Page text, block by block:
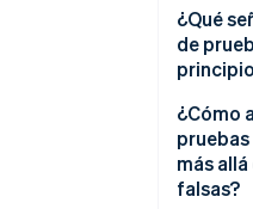
¿Qué
de
¿Cómo
más
falsas?